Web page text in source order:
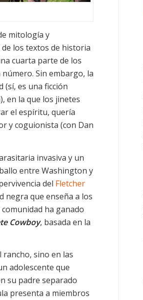
mitología y
los textos de historia
cuarta parte de los
Sin embargo, la
(sí, es una ficción
en la que los jinetes
el espíritu, quería
y coguionista (con Dan
invasiva y un
entre Washington y
del Fletcher
negra que enseña a los
ha ganado
Cowboy, basada en la
sino en las
adolescente que
su padre separado
presenta a miembros